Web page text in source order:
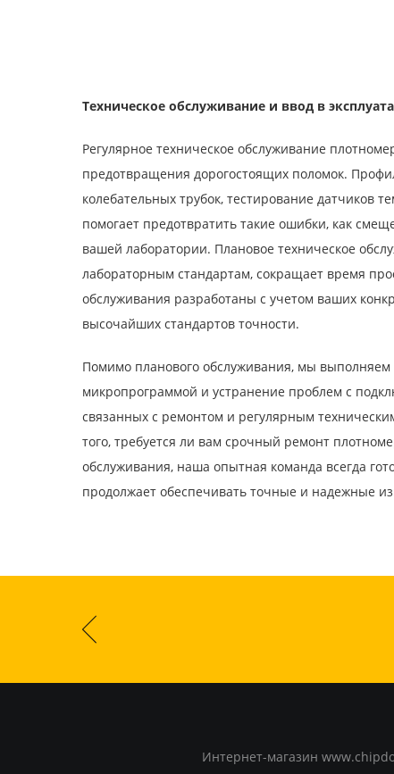
Техническое обслуживание и ввод в
Регулярное техническое обслуживание
предотвращения дорогостоящих поломок.
колебательных трубок, тестирование датчиков
помогает предотвратить такие ошибки, как
вашей лаборатории. Плановое техническое
лабораторным стандартам, сокращает время
обслуживания разработаны с учетом ваших
высочайших стандартов точности.
Помимо планового обслуживания, мы
микропрограммой и устранение проблем с
связанных с ремонтом и регулярным
того, требуется ли вам срочный ремонт
обслуживания, наша опытная команда всегда
продолжает обеспечивать точные и надежные
Интернет-магазин